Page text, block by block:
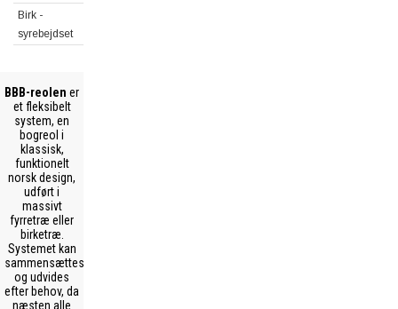
Birk -
syrebejdset
BBB-reolen er
et fleksibelt
system, en
bogreol i
klassisk,
funktionelt
norsk design,
udført i
massivt
fyrretræ eller
birketræ.
Systemet kan
sammensættes
og udvides
efter behov, da
næsten alle